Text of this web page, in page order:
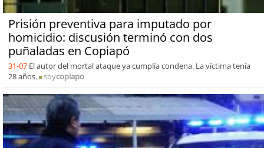
Prisión preventiva para imputado por
homicidio: discusión terminó con dos
puñaladas en Copiapó
31-07 El autor del mortal ataque ya cumplía condena. La víctima tenía
28 años.
soycopiapo